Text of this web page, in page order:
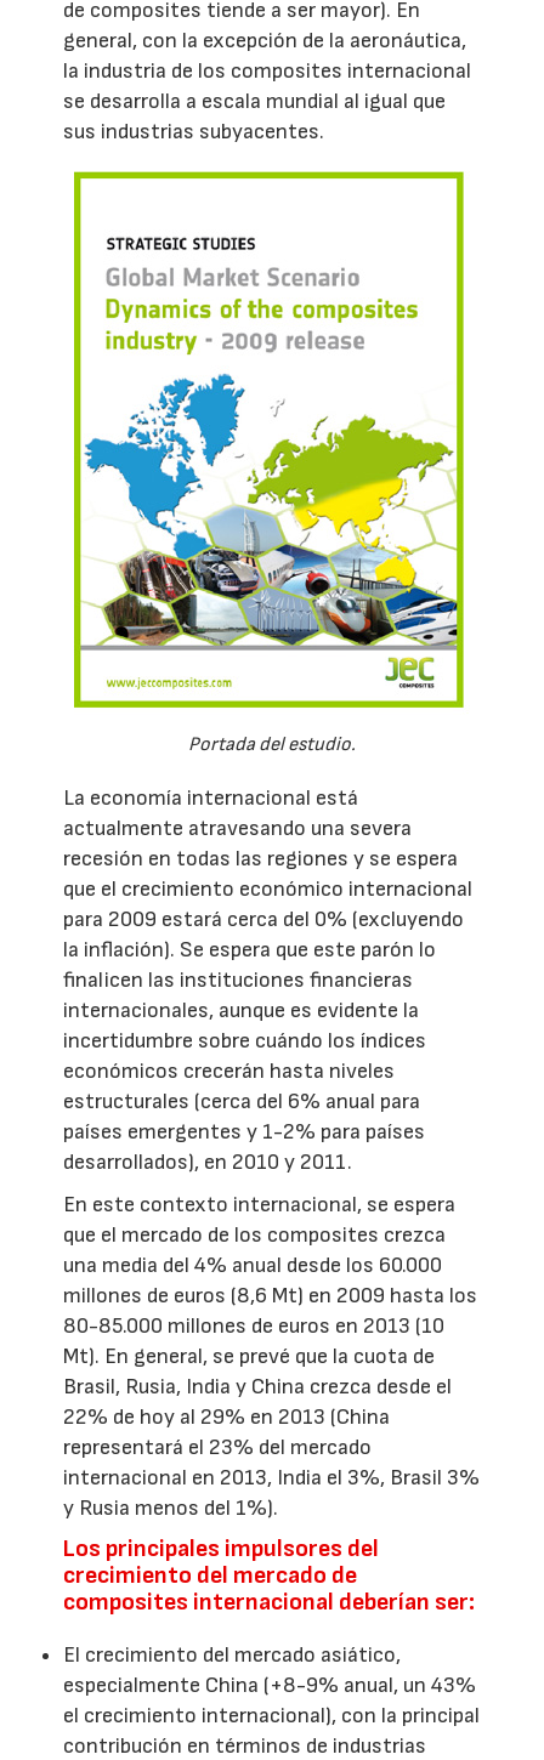
de composites tiende a ser mayor). En
general, con la excepción de la aeronáutica,
la industria de los composites internacional
se desarrolla a escala mundial al igual que
sus industrias subyacentes.
Portada del estudio.
La economía internacional está
actualmente atravesando una severa
recesión en todas las regiones y se espera
que el crecimiento económico internacional
para 2009 estará cerca del 0% (excluyendo
la inflación). Se espera que este parón lo
finalicen las instituciones financieras
internacionales, aunque es evidente la
incertidumbre sobre cuándo los índices
económicos crecerán hasta niveles
estructurales (cerca del 6% anual para
países emergentes y 1-2% para países
desarrollados), en 2010 y 2011.
En este contexto internacional, se espera
que el mercado de los composites crezca
una media del 4% anual desde los 60.000
millones de euros (8,6 Mt) en 2009 hasta los
80-85.000 millones de euros en 2013 (10
Mt). En general, se prevé que la cuota de
Brasil, Rusia, India y China crezca desde el
22% de hoy al 29% en 2013 (China
representará el 23% del mercado
internacional en 2013, India el 3%, Brasil 3%
y Rusia menos del 1%).
Los principales impulsores del
crecimiento del mercado de
composites internacional deberían ser:
El crecimiento del mercado asiático,
especialmente China (+8-9% anual, un 43%
el crecimiento internacional), con la principal
contribución en términos de industrias